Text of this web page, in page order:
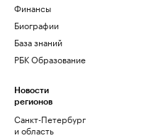
Финансы
Биографии
База знаний
РБК Образование
Новости
регионов
Санкт-Петербург
и область